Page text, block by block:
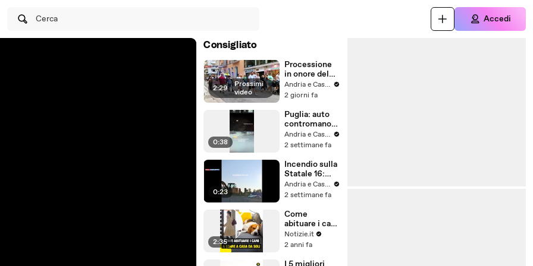
Cerca Accedi
Consigliato
2:29 | Prossimi
video
Processione
in onore del
Santissimo
Salvatore (5
Andria e Castel del Monte - a cura di VideoAndria
2 giorni fa
0:38
Puglia: auto
contromano
sull'Autostrad
a scansata in
Molfetta
Andria e Castel del Monte - a cura di VideoAndria
2 settimane fa
0:23
Incendio sulla
Statale 16:
traffico
bloccato
Molfetta Sud
(24 luglio
2026) - video
Andria e Castel del Monte - a cura di VideoAndria
2 settimane fa
2:35
Come
abituare i cani
a stare a casa
da soli
Notizie.it
2 anni fa